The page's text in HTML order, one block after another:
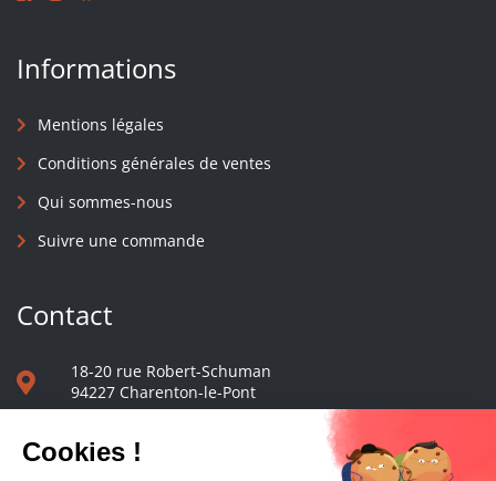
Informations
Mentions légales
Conditions générales de ventes
Qui sommes-nous
Suivre une commande
Contact
18-20 rue Robert-Schuman
94227 Charenton-le-Pont